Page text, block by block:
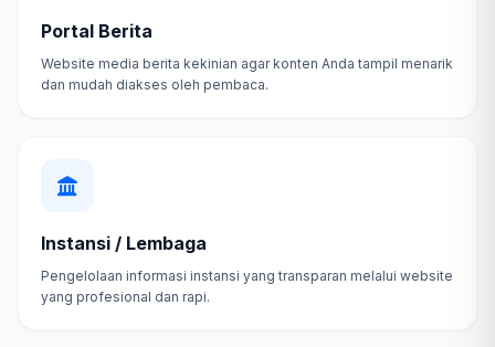
Portal Berita
Website media berita kekinian agar konten Anda tampil menarik
dan mudah diakses oleh pembaca.
Instansi / Lembaga
Pengelolaan informasi instansi yang transparan melalui website
yang profesional dan rapi.